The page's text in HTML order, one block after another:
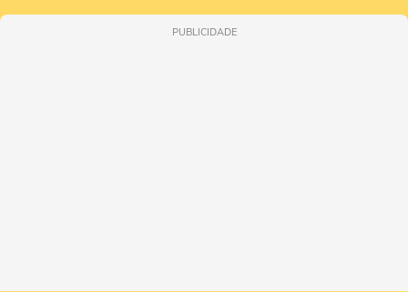
PUBLICIDADE